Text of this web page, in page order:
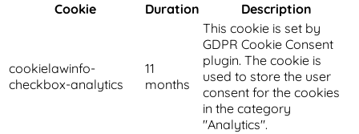
Cookie
Duration Description
cookielawinfo-
checkbox-analytics
11
months
This cookie is set by
GDPR Cookie Consent
plugin. The cookie is
used to store the user
consent for the cookies
in the category
"Analytics".